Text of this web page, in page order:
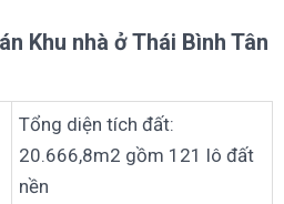
Khu nhà ở Thái Bình Tân
Tổng diện tích đất:
20.666,8m2 gồm 121 lô đất
nền